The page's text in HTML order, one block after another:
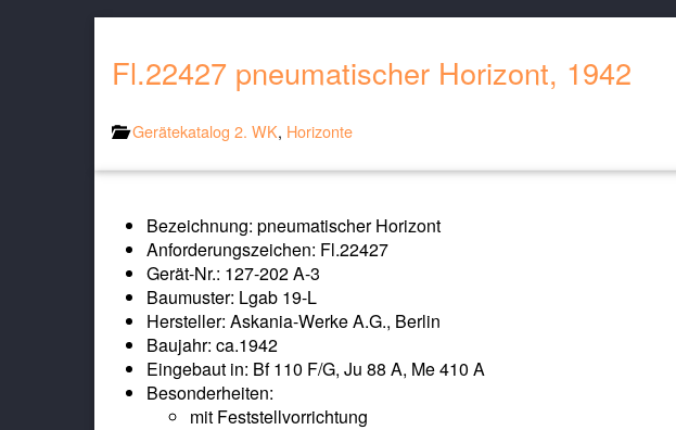
Fl.22427 pneumatischer Horizont, 1942
Gerätekatalog 2. WK, Horizonte
Bezeichnung: pneumatischer Horizont
Anforderungszeichen: Fl.22427
Gerät-Nr.: 127-202 A-3
Baumuster: Lgab 19-L
Hersteller: Askania-Werke A.G., Berlin
Baujahr: ca.1942
Eingebaut in: Bf 110 F/G, Ju 88 A, Me 410 A
Besonderheiten:
mit Feststellvorrichtung